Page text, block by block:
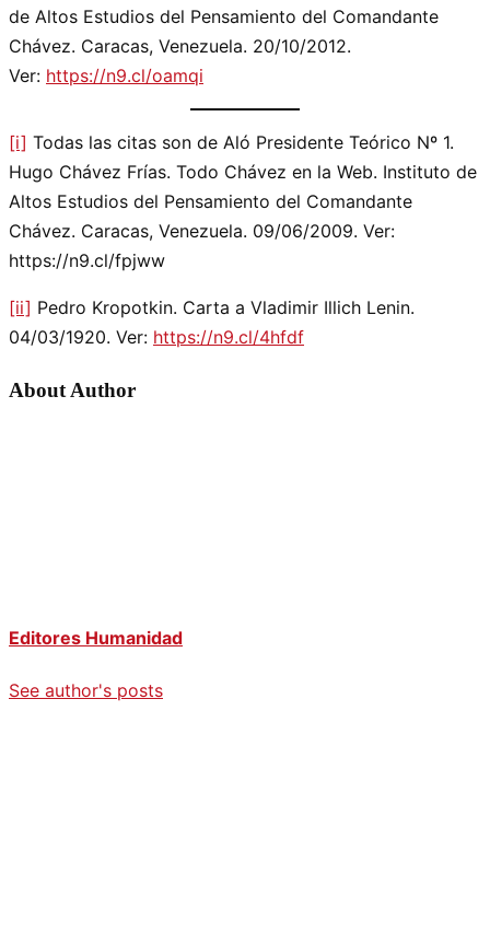
de Altos Estudios del Pensamiento del Comandante
Chávez. Caracas, Venezuela. 20/10/2012.
Ver: https://n9.cl/oamqi
[i] Todas las citas son de Aló Presidente Teórico Nº 1.
Hugo Chávez Frías. Todo Chávez en la Web. Instituto de
Altos Estudios del Pensamiento del Comandante
Chávez. Caracas, Venezuela. 09/06/2009. Ver:
https://n9.cl/fpjww
[ii] Pedro Kropotkin. Carta a Vladimir Illich Lenin.
04/03/1920. Ver: https://n9.cl/4hfdf
About Author
Editores Humanidad
See author's posts